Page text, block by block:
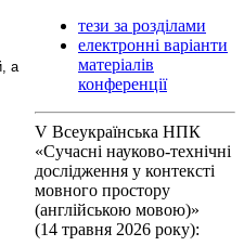
а
тези за розділами
електронні варіанти
матеріалів
конференції
V Всеукраїнська НПК
«Сучасні науково-технічні
дослідження у контексті
мовного простору
(англійською мовою)»
(14 травня 2026 року):